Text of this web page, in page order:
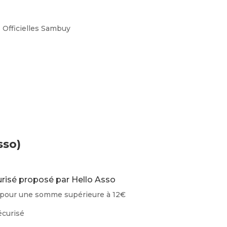
Officielles Sambuy
proposé par Hello Asso
une somme supérieure à 12€